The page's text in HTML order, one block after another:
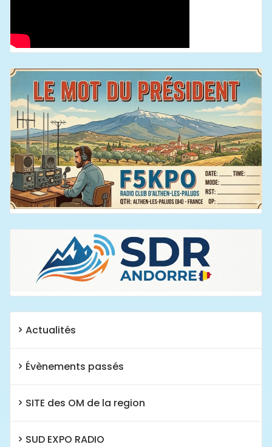
Actualités
Évènements passés
SITE des OM de la region
SUD EXPO RADIO